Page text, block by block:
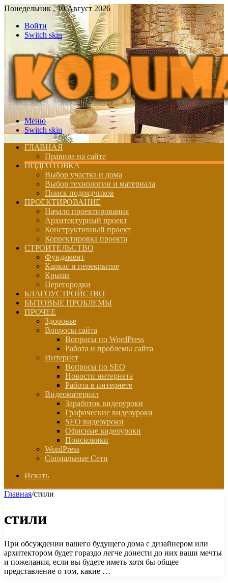
Понедельник , 10 Август 2026
Войти
Switch skin
Меню
Switch skin
ГЛАВНАЯ
Правила на сайте
ПОДГОТОВКА
Выбор участка и дома
Выбор технологии и материала
Поиск подрядчиков
ПРОЕКТИРОВАНИЕ
Начало проектирования
Архитектурный проект
Конструктивный проект
Корректировка проекта
СТРОИТЕЛЬСТВО
Фундамент
Каркас и перекрытие
Крыша
Перегородки
БЛАГОУСТРОЙСТВО
БЫТОВЫЕ ПРОБЛЕМЫ
ПРОЧЕЕ
Здоровье
Вопросы сайта
Вопросы по WordPress
Работа и проблемы сайта
Интернет
Вопросы по SEO
Новости интернета
Работа в интернете
Видеоматериал
Заработок видеоуроки
Графические видеоуроки
SEO видеоуроки
Офисные видеоуроки
Поисковики
WordPress
Социальные Сети
Искать
Главная/стили
стили
При обсуждении вашего будущего дома с дизайнером или
архитектором будет гораздо легче донести до них ваши мечты
и пожелания, если вы будете иметь хотя бы общее
представление о том, какие …